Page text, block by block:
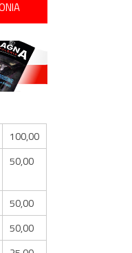
100,00
50,00
50,00
50,00